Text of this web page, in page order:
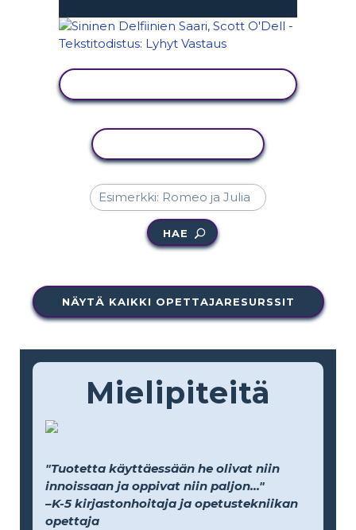
HAE
NÄYTÄ KAIKKI OPETTAJARESURSSIT
Mielipiteitä
"Tuotetta käyttäessään he olivat niin
innoissaan ja oppivat niin paljon..."
–K-5 kirjastonhoitaja ja opetustekniikan
opettaja